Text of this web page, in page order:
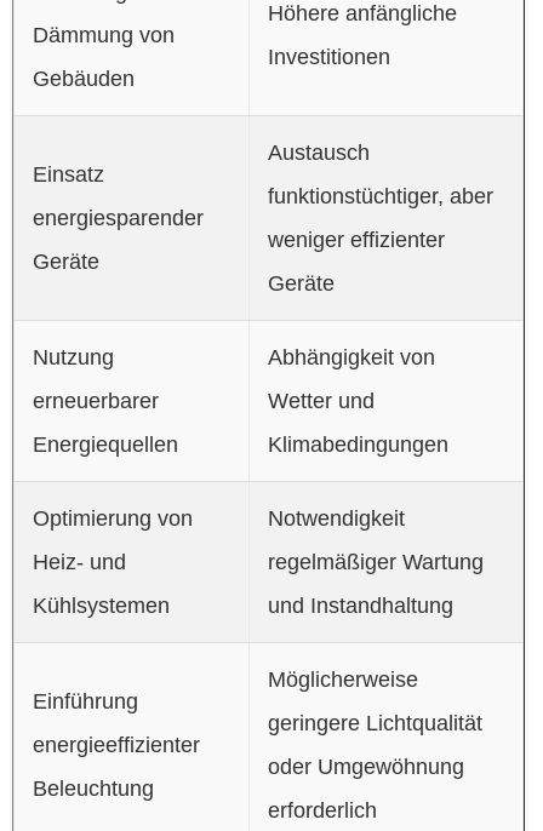
Dämmung von
Gebäuden
Höhere anfängliche
Investitionen
Einsatz
energiesparender
Geräte
Austausch
funktionstüchtiger, aber
weniger effizienter
Geräte
Nutzung
erneuerbarer
Energiequellen
Abhängigkeit von
Wetter und
Klimabedingungen
Optimierung von
Heiz- und
Kühlsystemen
Notwendigkeit
regelmäßiger Wartung
und Instandhaltung
Einführung
energieeffizienter
Beleuchtung
Möglicherweise
geringere Lichtqualität
oder Umgewöhnung
erforderlich